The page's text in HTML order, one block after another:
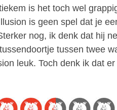
is het toch wel
is geen spel dat je
nog, ik denk dat hij
tussen twee
leuk. Toch denk ik dat